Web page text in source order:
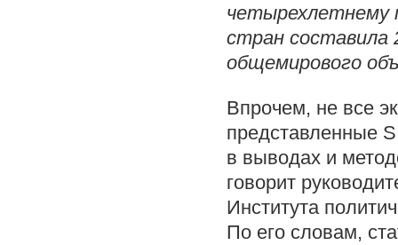
четырехлетнему
стран составила
общемирового
Впрочем, не все
представленные
в выводах и
говорит
Института
По его словам,